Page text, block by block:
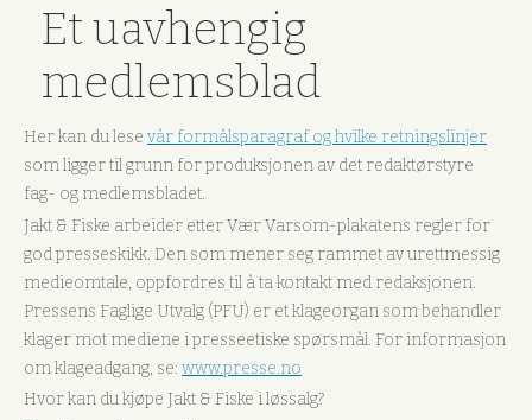
Et uavhengig
medlemsblad
Her kan du lese vår formålsparagraf og hvilke retningslinjer
som ligger til grunn for produksjonen av det redaktørstyre
fag- og medlemsbladet.
Jakt & Fiske arbeider etter Vær Varsom-plakatens regler for
god presseskikk. Den som mener seg rammet av urettmessig
medieomtale, oppfordres til å ta kontakt med redaksjonen.
Pressens Faglige Utvalg (PFU) er et klageorgan som behandler
klager mot mediene i presseetiske spørsmål. For informasjon
om klageadgang, se: www.presse.no
Hvor kan du kjøpe Jakt & Fiske i løssalg?